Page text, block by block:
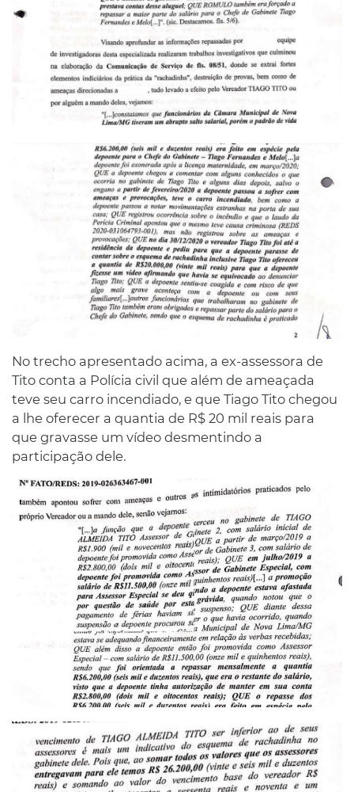
No trecho apresentado acima, a ex-assessora de
Tito conta a Polícia civil que além de ameaçada
teve seu carro incendiado, e que Tiago Tito chegou
a lhe oferecer a quantia de R$ 20 mil reais para
que gravasse um vídeo desmentindo a
participação dele.